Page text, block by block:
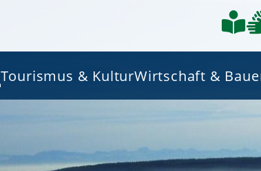
Tourismus & KulturWirtschaft &